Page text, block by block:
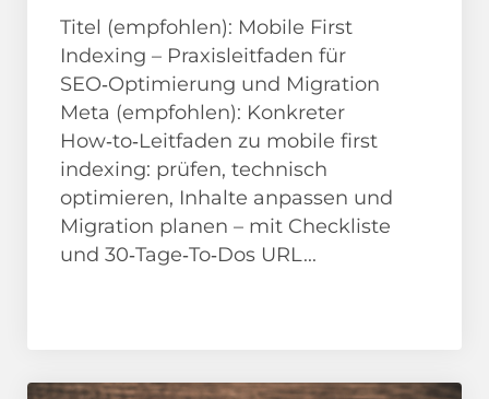
Titel (empfohlen): Mobile First
Indexing – Praxisleitfaden für
SEO‑Optimierung und Migration
Meta (empfohlen): Konkreter
How‑to‑Leitfaden zu mobile first
indexing: prüfen, technisch
optimieren, Inhalte anpassen und
Migration planen – mit Checkliste
und 30‑Tage‑To‑Dos URL...